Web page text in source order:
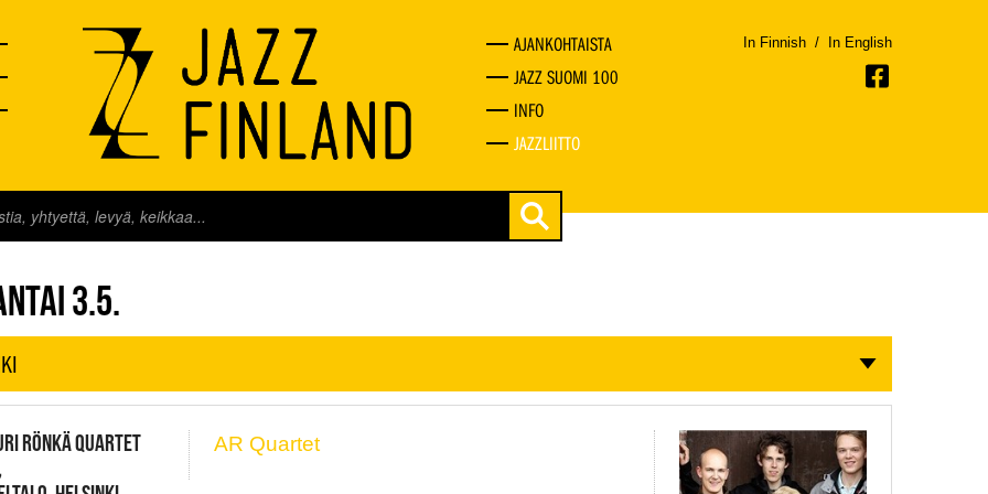
AJANKOHTAISTA
JAZZ SUOMI 100
INFO
JAZZLIITTO
In Finnish / In English
LIVE
3.5.
RÖNKÄ QUARTET
AR Quartet